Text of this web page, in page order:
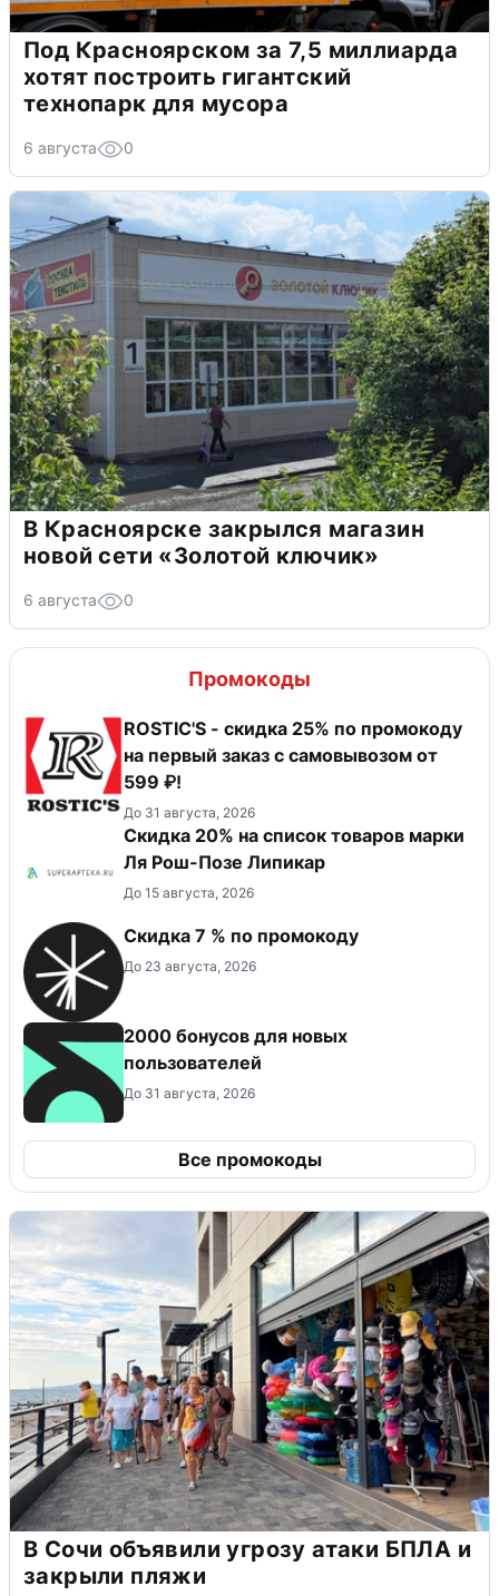
Под Красноярском за 7,5 миллиарда
хотят построить гигантский
технопарк для мусора
6 августа 0
В Красноярске закрылся магазин
новой сети «Золотой ключик»
6 августа 0
Промокоды
ROSTIC'S - скидка 25% по промокоду
на первый заказ с самовывозом от
599 ₽!
До 31 августа, 2026
Скидка 20% на список товаров марки
Ля Рош-Позе Липикар
До 15 августа, 2026
Скидка 7 % по промокоду
До 23 августа, 2026
2000 бонусов для новых
пользователей
До 31 августа, 2026
Все промокоды
В Сочи объявили угрозу атаки БПЛА и
закрыли пляжи